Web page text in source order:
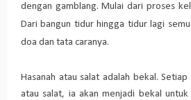
dengan gamblang. Mulai dari proses
Dari bangun tidur hingga tidur lagi
doa dan tata caranya.
Hasanah atau salat adalah bekal.
atau salat, ia akan menjadi bekal